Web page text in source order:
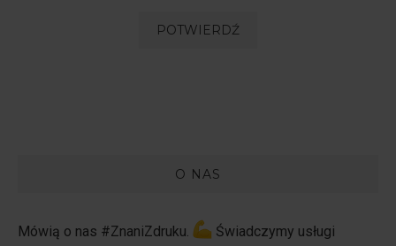
O NAS
Mówią o nas #ZnaniZdruku.
Świadczymy usługi